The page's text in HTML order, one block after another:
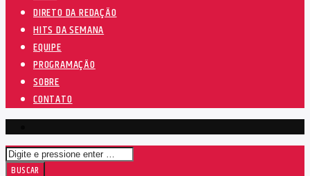
DIRETO DA REDAÇÃO
HITS DA SEMANA
EQUIPE
PROGRAMAÇÃO
SOBRE
CONTATO